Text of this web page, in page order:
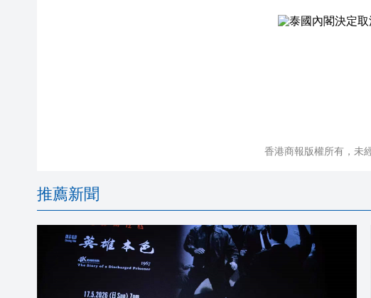
香港商報版權所有，未
推薦新聞